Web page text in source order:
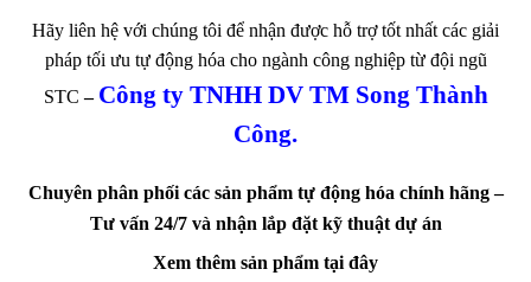
Hãy liên hệ với chúng tôi để nhận được hỗ trợ tốt nhất các giải
pháp tối ưu tự động hóa cho ngành công nghiệp từ đội ngũ
STC– Công ty TNHH DV TM Song Thành
Công.
Chuyên phân phối các sản phẩm tự động hóa chính hãng –
Tư vấn 24/7 và nhận lắp đặt kỹ thuật dự án
Xem thêm sản phẩm tại đây